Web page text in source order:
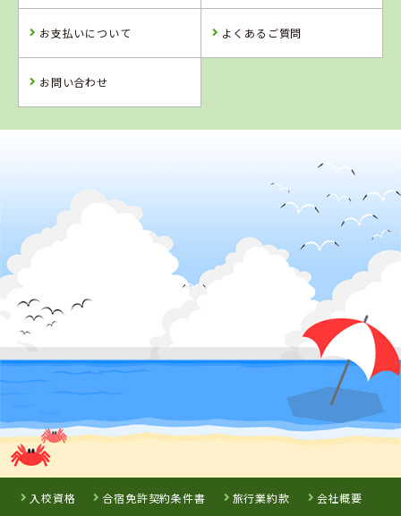
詳 細 予 約
2位
詳 細 予 約
3位
大陽猪名川自動車学校
詳 細
詳 細
詳 細
お支払いについて よくあるご質問
お問い合わせ
入校資格 合宿免許契約条件書 旅行業約款
会社概要